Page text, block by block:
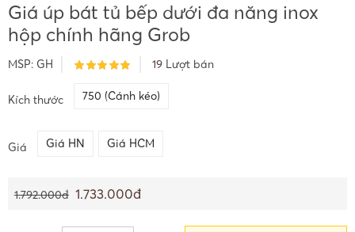
Giá úp bát tủ bếp dưới đa năng inox
hộp chính hãng Grob
MSP: GH 19Lượt bán
Kích thước 750 (Cánh kéo)
Giá Giá HN Giá HCM
1.792.000đ 1.733.000đ